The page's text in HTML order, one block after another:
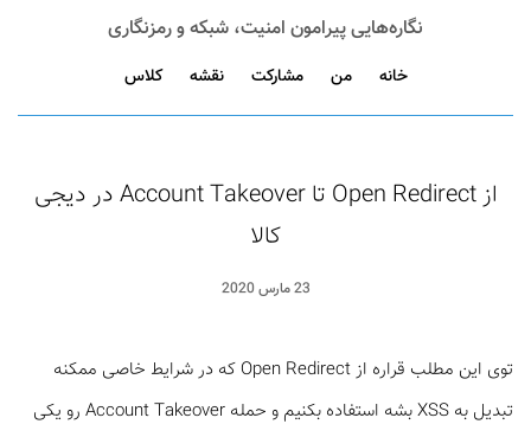
نگاره‌هایی پیرامون امنیت، شبکه و رمزنگاری
خانه من مشارکت نقشه کلاس
از Open Redirect تا Account Takeover در دیجی
کالا
23 مارس 2020
توی این مطلب قراره از Open Redirect که در شرایط خاصی ممکنه
تبدیل به XSS بشه استفاده بکنیم و حمله Account Takeover رو یکی